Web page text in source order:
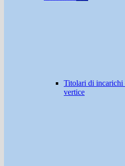
Titolari di
vertice